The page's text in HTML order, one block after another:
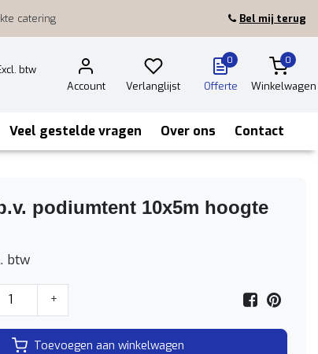
catering Bel mij terug
btw
Account
Verlanglijst
0
Offerte
0
Winkelwagen
Veel gestelde vragen Over ons Contact
podiumtent 10x5m hoogte
btw
+
Toevoegen aan winkelwagen